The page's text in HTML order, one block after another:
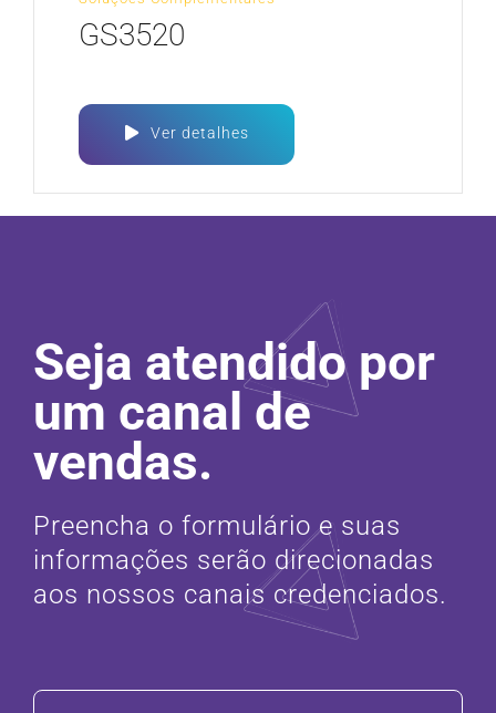
GS3520
Ver detalhes
Seja atendido por
um canal de
vendas.
Preencha o formulário e suas
informações serão direcionadas
aos nossos canais credenciados.